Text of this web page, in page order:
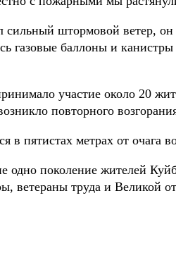
сильный штормовой ветер, он
газовые баллоны и
участие около 20
повторного
в пятистах метрах от очага
одно поколение жителей
ветераны труда и Великой